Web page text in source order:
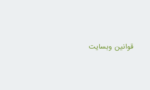
قوانین وبسایت